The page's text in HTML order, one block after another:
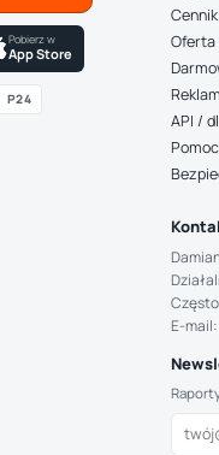
Pobierz w
App Store
P24
Oferta
API /
E-